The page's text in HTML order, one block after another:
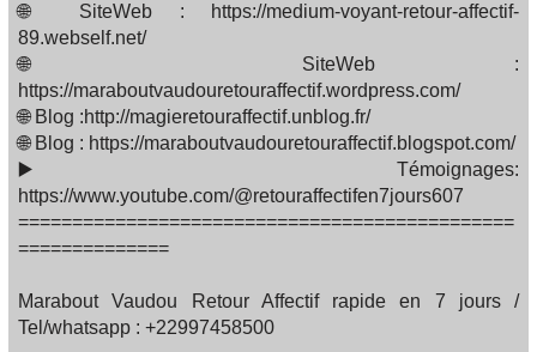
🌐 SiteWeb : https://medium-voyant-retour-affectif-
89.webself.net/
🌐 SiteWeb :
https://maraboutvaudouretouraffectif.wordpress.com/
🌐 Blog :http://magieretouraffectif.unblog.fr/
🌐 Blog : https://maraboutvaudouretouraffectif.blogspot.com/
▶️ Témoignages:
https://www.youtube.com/@retouraffectifen7jours607
==============================================
==============
Marabout Vaudou Retour Affectif rapide en 7 jours /
Tel/whatsapp : +22997458500